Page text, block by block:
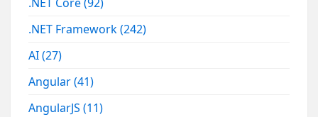
.NET Framework(242)
AI(27)
Angular(41)
AngularJS(11)